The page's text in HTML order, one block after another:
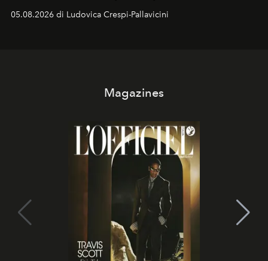
05.08.2026 di Ludovica Crespi-Pallavicini
Magazines